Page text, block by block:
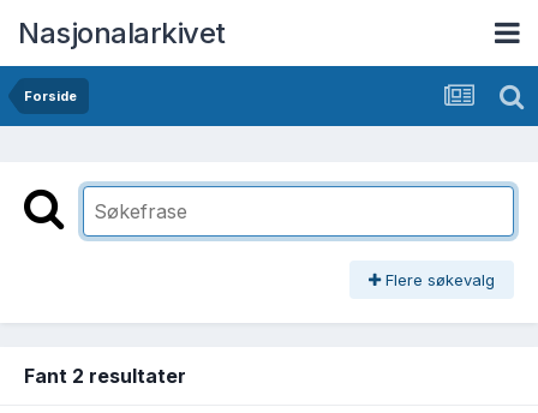
Nasjonalarkivet
Forside
Flere søkevalg
Fant 2 resultater